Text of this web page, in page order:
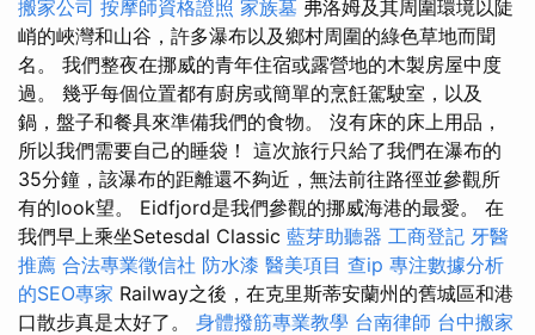
搬家公司 按摩師資格證照 家族墓 弗洛姆及其周圍環境以陡
峭的峽灣和山谷，許多瀑布以及鄉村周圍的綠色草地而聞
名。 我們整夜在挪威的青年住宿或露營地的木製房屋中度
過。 幾乎每個位置都有廚房或簡單的烹飪駕駛室，以及
鍋，盤子和餐具來準備我們的食物。 沒有床的床上用品，
所以我們需要自己的睡袋！ 這次旅行只給了我們在瀑布的
35分鐘，該瀑布的距離還不夠近，無法前往路徑並參觀所
有的look望。 Eidfjord是我們參觀的挪威海港的最愛。 在
我們早上乘坐Setesdal Classic 藍芽助聽器 工商登記 牙醫
推薦 合法專業徵信社 防水漆 醫美項目 查ip 專注數據分析
的SEO專家 Railway之後，在克里斯蒂安蘭州的舊城區和港
口散步真是太好了。 身體撥筋專業教學 台南律師 台中搬家